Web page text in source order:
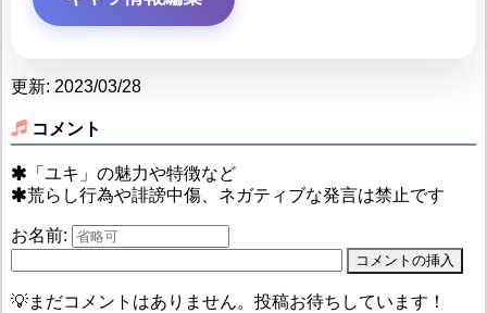
更新: 2023/03/28
コメント
「ユキ」の魅力や特徴など
荒らし行為や誹謗中傷、ネガティブな発言は禁止です
お名前:
💡まだコメントはありません。投稿お待ちしています！